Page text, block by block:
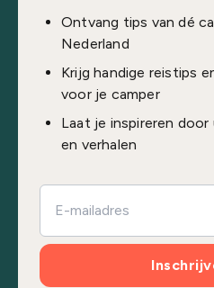
Ontvang tips van dé
Nederland
Krijg handige reistips
voor je camper
Laat je inspireren
en verhalen